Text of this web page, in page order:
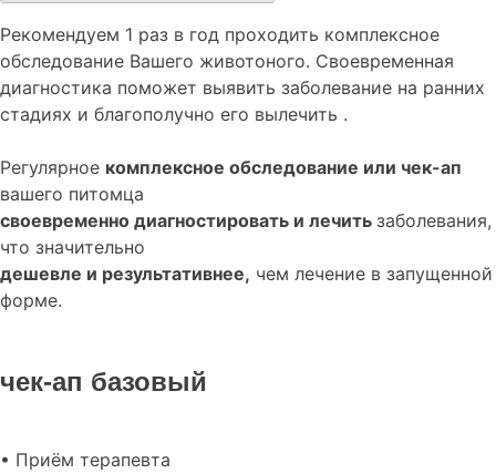
Рекомендуем 1 раз в год проходить комплексное
обследование Вашего животоного. Своевременная
диагностика поможет выявить заболевание на ранних
стадиях и благополучно его вылечить .
Регулярное комплексное обследование или чек-ап
вашего питомца
своевременно диагностировать и лечить заболевания,
что значительно
дешевле и результативнее, чем лечение в запущенной
форме.
чек-ап базовый
• Приём терапевта